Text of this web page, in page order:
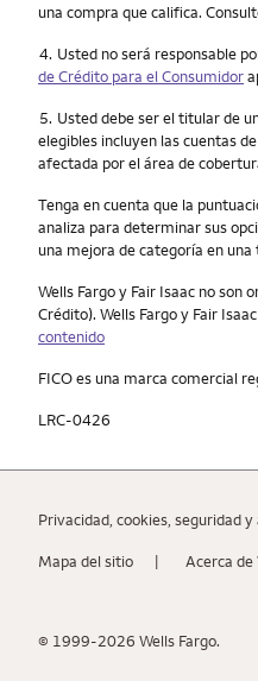
una compra que califica.
Nota
4. Usted no será responsable
de Crédito para el Consumidor
Nota
5. Usted debe ser el titular de
elegibles incluyen las cuentas
afectada por el área de
Tenga en cuenta que la
analiza para determinar sus
una mejora de categoría en
Wells Fargo y Fair Isaac no son
Crédito). Wells Fargo y Fair
contenido
FICO es una marca comercial
LRC-0426
Privacidad, cookies, seguridad
Mapa del sitio Acerca de
© 1999-2026 Wells Fargo.